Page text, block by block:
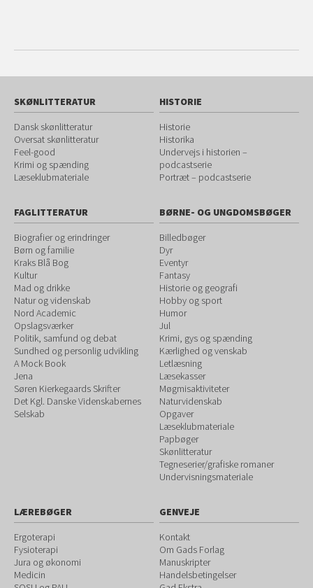
SKØNLITTERATUR
Dansk skønlitteratur
Oversat skønlitteratur
Feel-good
Krimi og spænding
Læseklubmateriale
HISTORIE
Historie
Historika
Undervejs i historien –
podcastserie
Portræt – podcastserie
FAGLITTERATUR
Biografier og erindringer
Børn og familie
Kraks Blå Bog
Kultur
Mad og drikke
Natur og videnskab
Nord Academic
Opslagsværker
Politik, samfund og debat
Sundhed og personlig udvikling
A Mock Book
Jena
Søren Kierkegaards Skrifter
Det Kgl. Danske Videnskabernes
Selskab
BØRNE- OG UNGDOMSBØGER
Billedbøger
Dyr
Eventyr
Fantasy
Historie og geografi
Hobby og sport
Humor
Jul
Krimi, gys og spænding
Kærlighed og venskab
Letlæsning
Læsekasser
Møgmisaktiviteter
Naturvidenskab
Opgaver
Læseklubmateriale
Papbøger
Skønlitteratur
Tegneserier/grafiske romaner
Undervisningsmateriale
LÆREBØGER
Ergoterapi
Fysioterapi
Jura og økonomi
Medicin
GENVEJE
Kontakt
Om Gads Forlag
Manuskripter
Handelsbetingelser